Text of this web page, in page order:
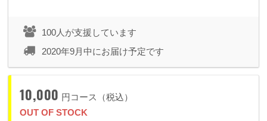
100人が支援しています
2020年9月中にお届け予定です
10,000 円コース（税込）
OUT OF STOCK